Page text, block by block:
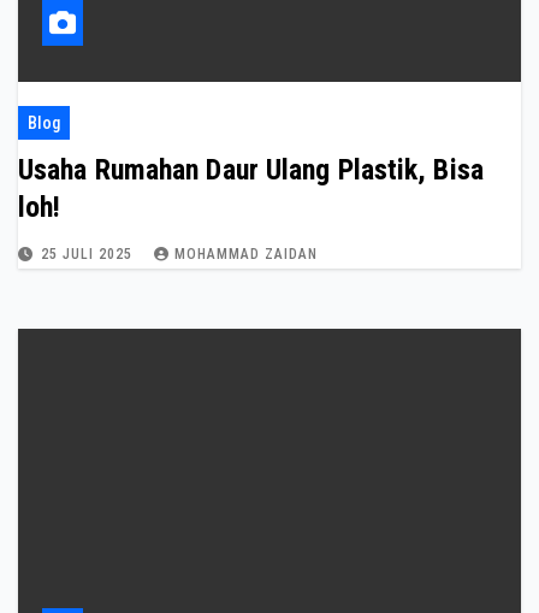
Blog
Usaha Rumahan Daur Ulang Plastik, Bisa
loh!
25 JULI 2025 MOHAMMAD ZAIDAN